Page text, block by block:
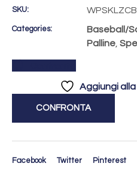
SKU:
Categories: Baseball/
Palline
Aggiungi
CONFRONTA
Facebook Twitter Pinterest